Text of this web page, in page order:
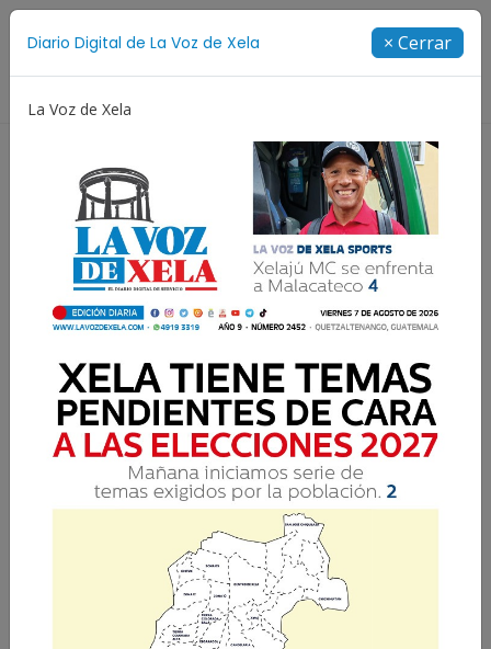
Diario Digital de La Voz de Xela × Cerrar
La Voz de Xela
Estos son los campeones
del Apertura 2025 en
Centroamérica
El Apertura 2025 dejó un mapa claro de los
actuales monarcas del fútbol centroamericano
y confirmó la vigencia de sus grandes